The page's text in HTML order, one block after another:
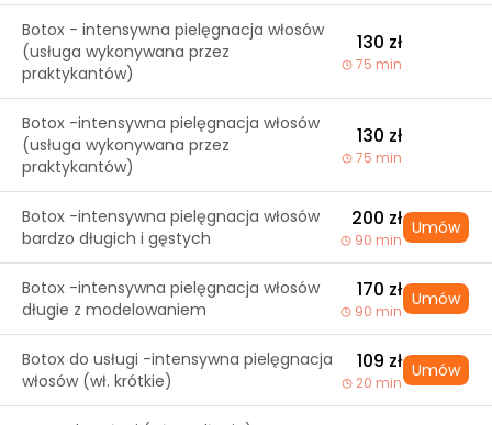
Botox - intensywna pielęgnacja włosów
(usługa wykonywana przez
praktykantów)
130 zł
75 min
Botox -intensywna pielęgnacja włosów
(usługa wykonywana przez
praktykantów)
130 zł
75 min
Botox -intensywna pielęgnacja włosów
bardzo długich i gęstych
200 zł
90 min
Umów
Botox -intensywna pielęgnacja włosów
długie z modelowaniem
170 zł
90 min
Umów
Botox do usługi -intensywna pielęgnacja
włosów (wł. krótkie)
109 zł
20 min
Umów